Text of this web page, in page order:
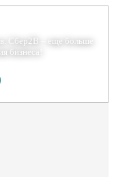
Сбер2В – еще больше
бизнеса!